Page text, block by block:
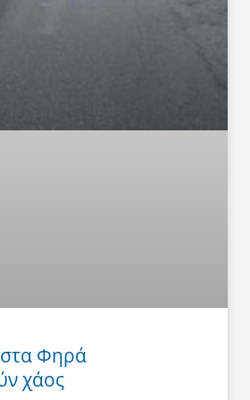
Φηρά
χάος